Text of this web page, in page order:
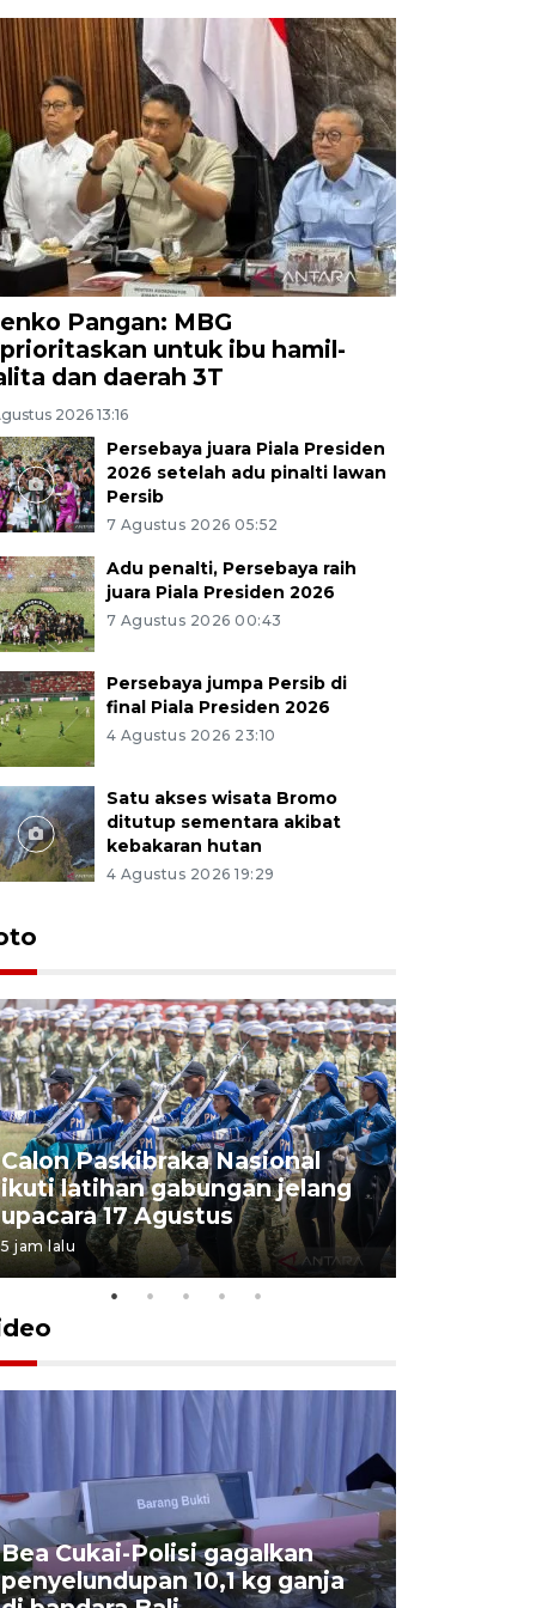
Pangan: MBG
untuk ibu hamil-
dan daerah 3T
2026 13:16
Persebaya juara Piala Presiden
2026 setelah adu pinalti lawan
Persib
7 Agustus 2026 05:52
Adu penalti, Persebaya raih
juara Piala Presiden 2026
7 Agustus 2026 00:43
Persebaya jumpa Persib di
final Piala Presiden 2026
4 Agustus 2026 23:10
Satu akses wisata Bromo
ditutup sementara akibat
kebakaran hutan
4 Agustus 2026 19:29
Calon Paskibraka Nasional
ikuti latihan gabungan jelang
upacara 17 Agustus
5 jam lalu
Bea Cukai-Polisi gagalkan
penyelundupan 10,1 kg ganja